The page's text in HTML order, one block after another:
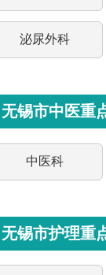
泌尿外科
无锡市中医重
中医科
无锡市护理重